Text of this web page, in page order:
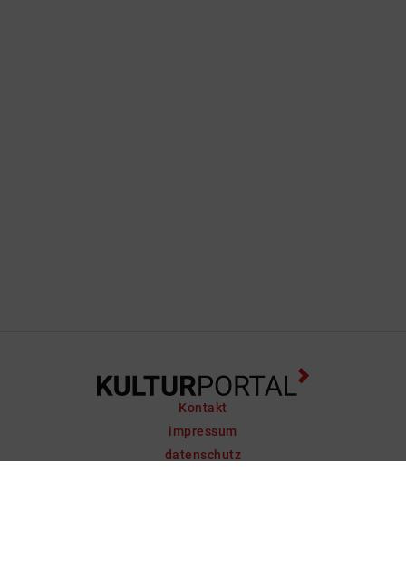
Kontakt
impressum
datenschutz